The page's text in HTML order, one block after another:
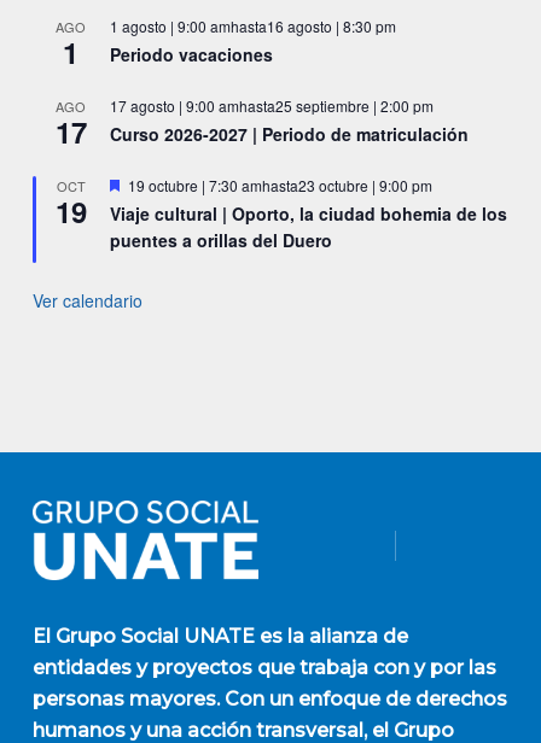
AGO
1
1 agosto | 9:00 amhasta16 agosto | 8:30 pm
Periodo vacaciones
AGO
17
17 agosto | 9:00 amhasta25 septiembre | 2:00 pm
Curso 2026-2027 | Periodo de matriculación
OCT
19
Destacado
19 octubre | 7:30 amhasta23 octubre | 9:00 pm
Viaje cultural | Oporto, la ciudad bohemia de los
puentes a orillas del Duero
Ver calendario
El Grupo Social UNATEes la alianza de
entidades y proyectos que trabaja con y por las
personas mayores. Con un enfoque de derechos
humanos y una acción transversal, el Grupo